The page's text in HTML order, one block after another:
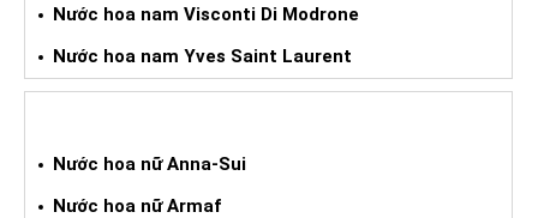
Nước hoa nam Visconti Di Modrone
Nước hoa nam Yves Saint Laurent
Nước hoa nữ Anna-Sui
Nước hoa nữ Armaf